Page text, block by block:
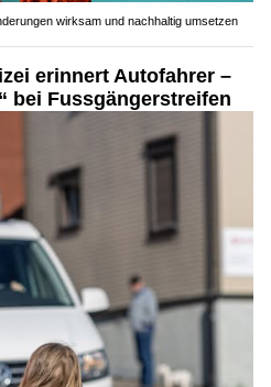
wirksam und nachhaltig umsetzen
erinnert Autofahrer –
bei Fussgängerstreifen